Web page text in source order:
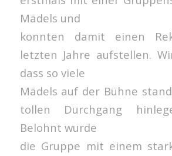
Mädels und
konnten damit einen
letzten Jahre aufstellen.
dass so viele
Mädels auf der Bühne
tollen Durchgang
Belohnt wurde
die Gruppe mit einem